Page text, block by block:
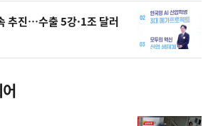
추진…수출 5강·1조 달러